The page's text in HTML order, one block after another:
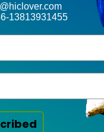
13813931455